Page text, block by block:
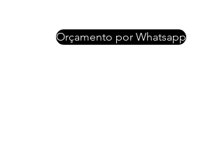
Orçamento por Whatsapp